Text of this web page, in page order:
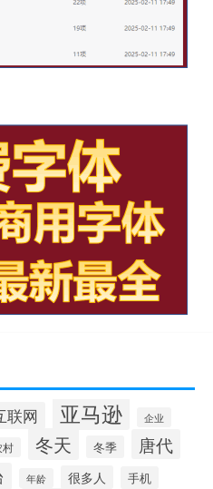
联网 亚马逊 企业
村 冬天 冬季 唐代
年龄 很多人 手机